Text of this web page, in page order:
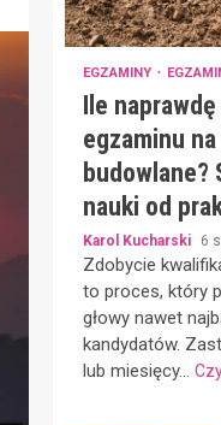
EGZAMINY
Ile
egzaminu
budowlane?
nauki od
Karol Kucharski 6
Zdobycie
to proces, który
głowy nawet
kandydatów.
lub miesięcy...